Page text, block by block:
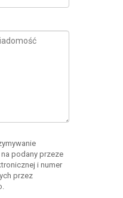
podany przeze
i numer
przez